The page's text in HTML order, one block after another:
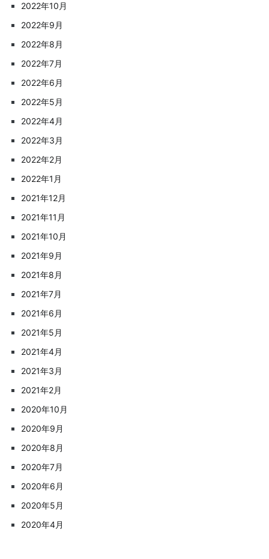
2022年10月
2022年9月
2022年8月
2022年7月
2022年6月
2022年5月
2022年4月
2022年3月
2022年2月
2022年1月
2021年12月
2021年11月
2021年10月
2021年9月
2021年8月
2021年7月
2021年6月
2021年5月
2021年4月
2021年3月
2021年2月
2020年10月
2020年9月
2020年8月
2020年7月
2020年6月
2020年5月
2020年4月